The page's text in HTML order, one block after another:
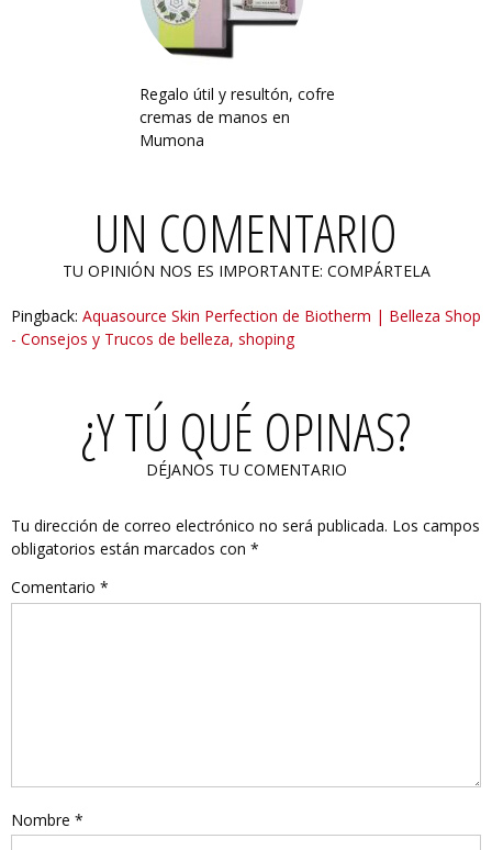
Regalo útil y resultón, cofre
cremas de manos en
Mumona
UN COMENTARIO
TU OPINIÓN NOS ES IMPORTANTE: COMPÁRTELA
Pingback: Aquasource Skin Perfection de Biotherm | Belleza Shop
- Consejos y Trucos de belleza, shoping
¿Y TÚ QUÉ OPINAS?
DÉJANOS TU COMENTARIO
Tu dirección de correo electrónico no será publicada. Los campos
obligatorios están marcados con *
Comentario *
Nombre *